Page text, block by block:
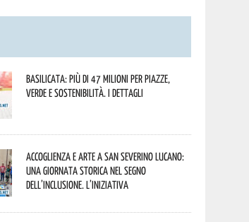
Basilicata: più di 47 milioni per piazze,
verde e sostenibilità. I dettagli
Accoglienza e arte a San Severino Lucano:
una giornata storica nel segno
dell’inclusione. L’iniziativa